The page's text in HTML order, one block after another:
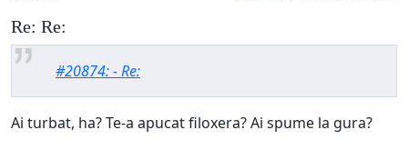
Re: Re:
#20874: - Re:
Ai turbat, ha? Te-a apucat filoxera? Ai spume la gura?